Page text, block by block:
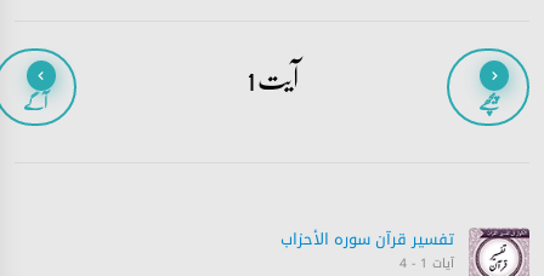
پیچھے آیت 1 آگے
تفسیر قرآن سورہ ‎الأحزاب‎
آیات 1 - 4